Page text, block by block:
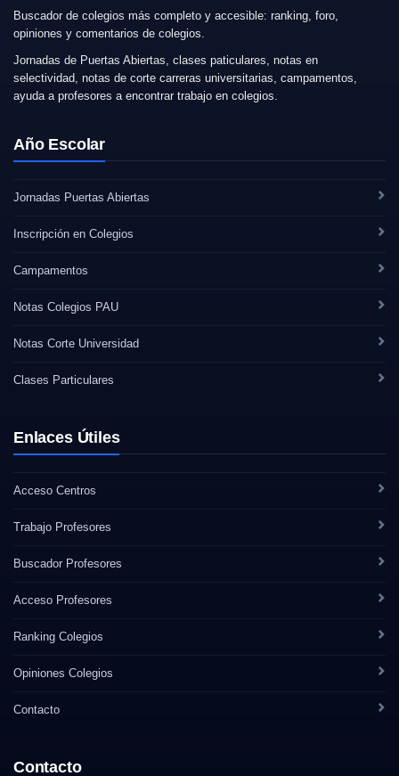
Buscador de colegios más completo y accesible: ranking, foro,
opiniones y comentarios de colegios.
Jornadas de Puertas Abiertas, clases paticulares, notas en
selectividad, notas de corte carreras universitarias, campamentos,
ayuda a profesores a encontrar trabajo en colegios.
Año Escolar
Jornadas Puertas Abiertas
Inscripción en Colegios
Campamentos
Notas Colegios PAU
Notas Corte Universidad
Clases Particulares
Enlaces Útiles
Acceso Centros
Trabajo Profesores
Buscador Profesores
Acceso Profesores
Ranking Colegios
Opiniones Colegios
Contacto
Contacto